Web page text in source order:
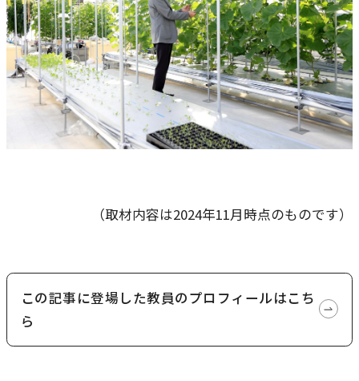
（取材内容は2024年11月時点のものです）
この記事に登場した教員のプロフィールはこち
ら